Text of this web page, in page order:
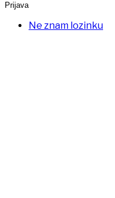
Prijava
Ne znam lozinku